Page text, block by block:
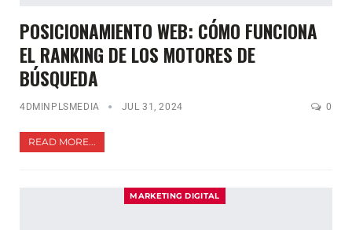
POSICIONAMIENTO WEB: CÓMO FUNCIONA
EL RANKING DE LOS MOTORES DE
BÚSQUEDA
4DMINPLSMEDIA JUL 31, 2024 0
READ MORE...
MARKETING DIGITAL